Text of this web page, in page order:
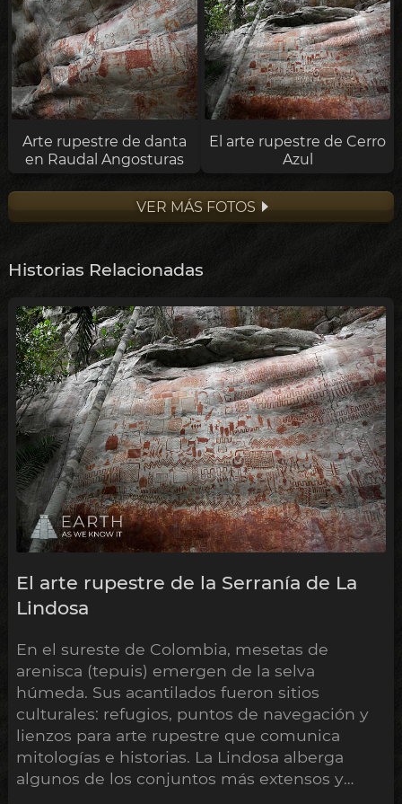
Arte rupestre de danta
en Raudal Angosturas
El arte rupestre de Cerro
Azul
VER MÁS FOTOS
Historias Relacionadas
El arte rupestre de la Serranía de La
Lindosa
En el sureste de Colombia, mesetas de
arenisca (tepuis) emergen de la selva
húmeda. Sus acantilados fueron sitios
culturales: refugios, puntos de navegación y
lienzos para arte rupestre que comunica
mitologías e historias. La Lindosa alberga
algunos de los conjuntos más extensos y